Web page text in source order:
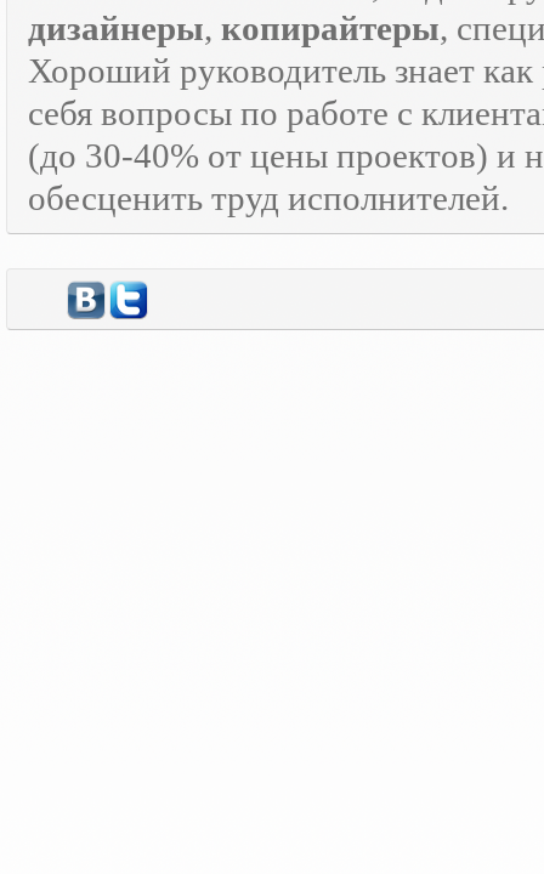
дизайнеры, копирайтеры,
Хороший руководитель знает
себя вопросы по работе с
(до 30-40% от цены проектов) и
обесценить труд исполнителей.